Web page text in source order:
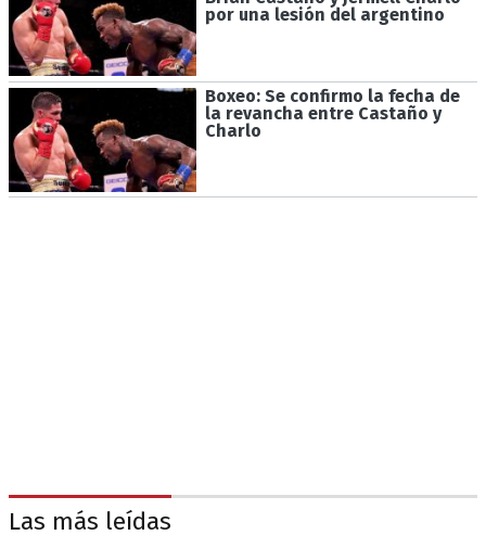
por una lesión del argentino
Boxeo: Se confirmo la fecha de
la revancha entre Castaño y
Charlo
Las más leídas